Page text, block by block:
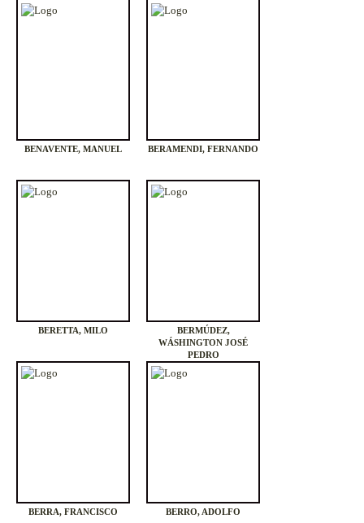
BENAVENTE, MANUEL BERAMENDI, FERNANDO
BERETTA, MILO
BERMÚDEZ,
WÁSHINGTON JOSÉ
PEDRO
BERRA, FRANCISCO BERRO, ADOLFO